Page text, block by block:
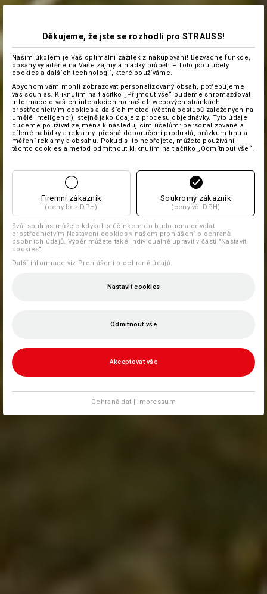
Děkujeme, že jste se rozhodli pro STRAUSS!
Naším úkolem je Váš optimální zážitek z nakupování! Bezvadné funkce,
obsahy vyladěné na Vaše zájmy a hladký průběh – Toto jsou účely
cookies a dalších technologií, které používáme.
Abychom vám mohli zobrazovat personalizovaný obsah, potřebujeme
váš souhlas. Kliknutím na tlačítko „Přijmout vše“ budeme shromažďovat
informace o vašich interakcích na našich webových stránkách
prostřednictvím cookies a dalších metod (včetně postupů založených na
umělé inteligenci), stejně jako údaje z procesu objednávky. Tyto údaje
budeme používat zejména k následujícím účelům: personalizované a
cílené nabídky a reklamy, přesná doporučení produktů, průzkum trhu a
měření reklamy a obsahu. Pokud si to nepřejete, můžete používání
těchto cookies a metod odmítnout kliknutím na tlačítko „Odmítnout vše“.
Firemní zákazník
(ceny bez DPH)
Soukromý zákazník
(ceny vč. DPH)
Svůj souhlas můžete kdykoli s účinkem do budoucna odvolat
prostřednictvím Nastavení cookiesv našem prohlášení o ochraně
osobních údajů. Výběr můžete také individuálně upravit v části "Nastavit
cookies".
Další informace viz Prohlášení o ochraně údajů.
Nastavit cookies
Odmítnout vše
Akceptovat vše
Ochraně dat | Impressum